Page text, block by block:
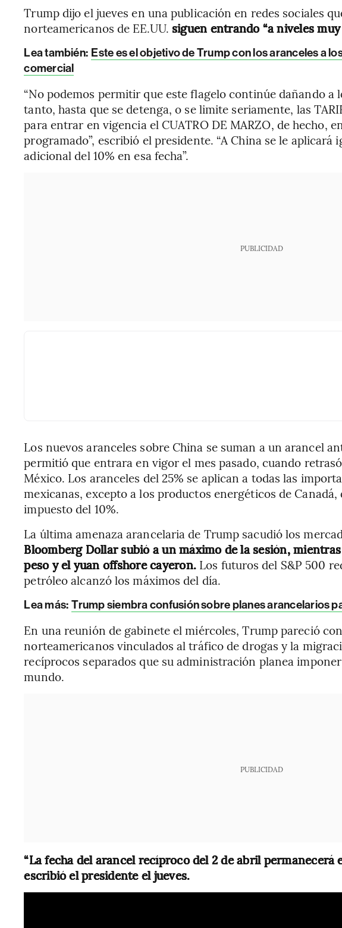
Trump dijo el jueves en una publicación en redes sociales
norteamericanos de EE.UU. siguen entrando “a niveles
Lea también: Este es el objetivo de Trump con los aranceles a
comercial
“No podemos permitir que este flagelo continúe dañando a
tanto, hasta que se detenga, o se limite seriamente, las
para entrar en vigencia el CUATRO DE MARZO, de hecho,
programado”, escribió el presidente. “A China se le aplicará
adicional del 10% en esa fecha”.
PUBLICIDAD
Los nuevos aranceles sobre China se suman a un arancel
permitió que entrara en vigor el mes pasado, cuando
México. Los aranceles del 25% se aplican a todas las
mexicanas, excepto a los productos energéticos de Canadá,
impuesto del 10%.
La última amenaza arancelaria de Trump sacudió los
Bloomberg Dollar subió a un máximo de la sesión,
peso y el yuan offshore cayeron. Los futuros del S&P 500
petróleo alcanzó los máximos del día.
Lea más: Trump siembra confusión sobre planes arancelarios
En una reunión de gabinete el miércoles, Trump pareció
norteamericanos vinculados al tráfico de drogas y la
recíprocos separados que su administración planea
mundo.
PUBLICIDAD
“La fecha del arancel recíproco del 2 de abril permanecerá
escribió el presidente el jueves.